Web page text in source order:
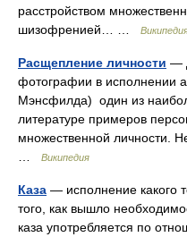
расстройством
шизофренией… …
Расщепление личности —
фотографии в исполнении
Мэнсфилда) один из
литературе примеров
множественной личности.
Википедия
Каза — исполнение какого
того, как вышло
каза употребляется по